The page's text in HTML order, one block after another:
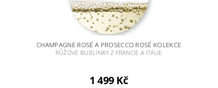
CHAMPAGNE ROSÉ A PROSECCO ROSÉ KOLEKCE
RŮŽOVÉ BUBLINKY Z FRANCIE A ITÁLIE
1 499 Kč